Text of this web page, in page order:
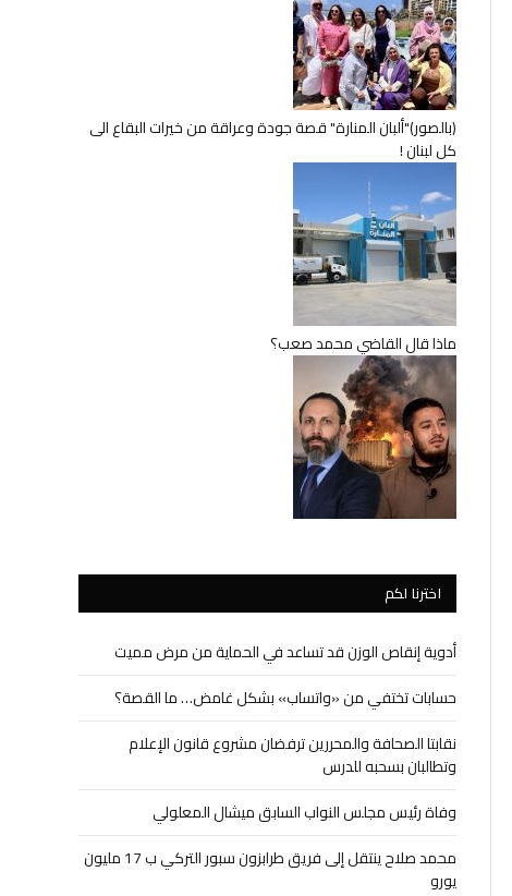
(بالصور)"ألبان المنارة" قصة جودة وعراقة من خيرات البقاع الى
كل لبنان !
ماذا قال القاضي محمد صعب؟
اخترنا لكم
أدوية إنقاص الوزن قد تساعد في الحماية من مرض مميت
حسابات تختفي من «واتساب» بشكل غامض… ما القصة؟
نقابتا الصحافة والمحررين ترفضان مشروع قانون الإعلام
وتطالبان بسحبه للدرس
وفاة رئيس مجلس النواب السابق ميشال المعلولي
محمد صلاح ينتقل إلى فريق طرابزون سبور التركي ب 17 مليون
يورو